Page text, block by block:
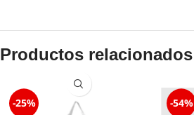
Productos relacionados
-25% -54%